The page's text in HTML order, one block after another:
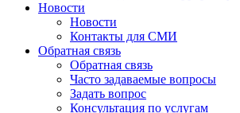
Новости
Новости
Контакты для СМИ
Обратная связь
Обратная связь
Часто задаваемые вопросы
Задать вопрос
Консультация по услугам